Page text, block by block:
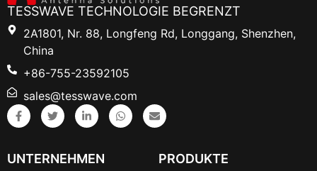
TESSWAVE TECHNOLOGIE BEGRENZT
2A1801, Nr. 88, Longfeng Rd, Longgang, Shenzhen,
China
+86-755-23592105
sales@tesswave.com
UNTERNEHMEN PRODUKTE